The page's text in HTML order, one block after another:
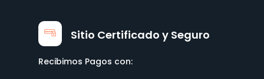
Sitio Certificado y Seguro
Recibimos Pagos con: